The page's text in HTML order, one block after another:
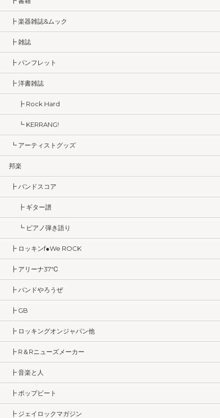
┣ 楽器雑誌&ムック
┣ 雑誌
┣ パンフレット
┣ 洋書雑誌
┣ Rock Hard
┗ KERRANG!
┗ アーティストグッズ
邦楽
┣ バンドスコア
┣ ギター譜
┗ ピアノ弾き語り
┣ ロッキンf●We ROCK
┣ アリーナ37℃
┣ バンドやろうぜ
┣ GB
┣ ロッキングオンジャパン他
┣ R＆Rニューズメーカー
┣ 音楽と人
┣ ポップビート
┣ ジェイロックマガジン